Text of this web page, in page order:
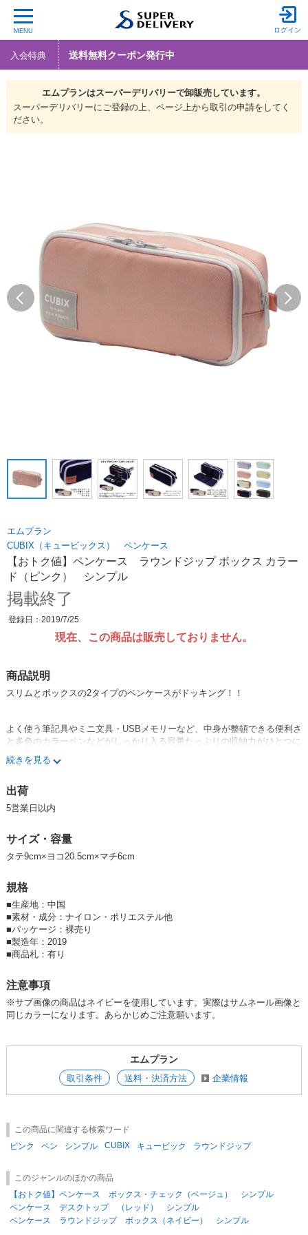
MENU ログイン
入会特典 送料無料クーポン発行中
エムプランはスーパーデリバリーで卸販売しています。
スーパーデリバリーにご登録の上、ページ上から取引の申請をしてく
ださい。
エムプラン
CUBIX（キュービックス） ペンケース
【おトク値】ペンケース ラウンドジップ ボックス カラー
ド（ピンク） シンプル
掲載終了
登録日：2019/7/25
現在、この商品は販売しておりません。
商品説明
スリムとボックスの2タイプのペンケースがドッキング！！
よく使う筆記具やミニ文具・USBメモリーなど、中身が整頓できる便利さ
と多色のカラーペンなどがしっかり入る容量たっぷりの収納力がひとつに
なった。
ファスナーは収納力たっぷりでザクザクいれるのに便利な仕様。
クッション入りの素材を使用しているため、モバイルバッテリーやケーブ
ルなどの電子機器の持ち歩きようケースにも使えます。
※ペンケース ラウンドジップ ボックス カラードのカラーは、
ト ・ ピンク・パープル ・ネイビー
【入学】【新学期】
続きを見る
出荷
5営業日以内
サイズ・容量
タテ9cm×ヨコ20.5cm×マチ6cm
規格
■生産地：中国
■素材・成分：ナイロン・ポリエステル他
■パッケージ：裸売り
■製造年：2019
■商品札：有り
注意事項
※サブ画像の商品はネイビーを使用しています。実際はサムネール画像と
同じカラーになります。あらかじめご注意願います。
エムプラン
取引条件 送料・決済方法 企業情報
この商品に関連する検索ワード
ピンク
ペン シンプル CUBIX キュービック ラウンドジップ
このジャンルのほかの商品
【おトク値】ペンケース ボックス・チェック（ベージュ） シンプル
ペンケース デスクトップ （レッド） シンプル
ペンケース ラウンドジップ ボックス（ネイビー） シンプル